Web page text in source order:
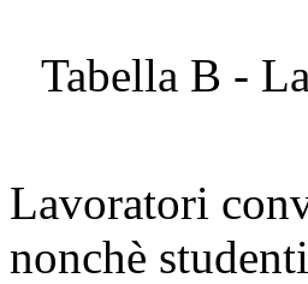
Tabella B -
Lavoratori
nonchè